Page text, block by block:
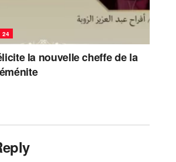
24
la nouvelle cheffe de la